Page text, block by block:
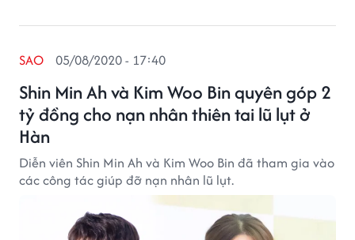
Shin Min Ah và Kim Woo Bin quyên góp 2
tỷ đồng cho nạn nhân thiên tai lũ lụt ở
Hàn
SAO 05/08/2020 - 17:40
Diễn viên Shin Min Ah và Kim Woo Bin đã tham gia vào
các công tác giúp đỡ nạn nhân lũ lụt.